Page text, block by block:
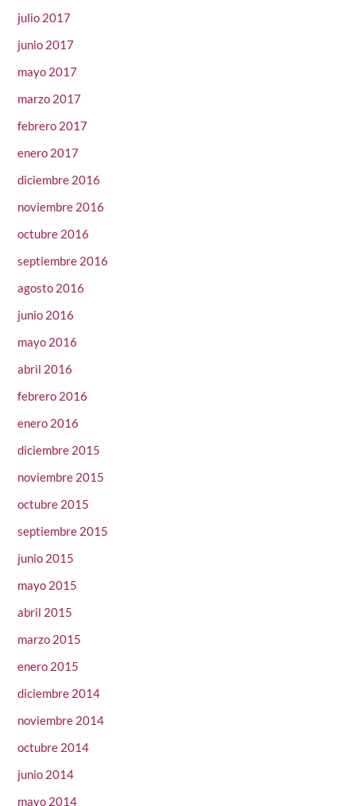
julio 2017
junio 2017
mayo 2017
marzo 2017
febrero 2017
enero 2017
diciembre 2016
noviembre 2016
octubre 2016
septiembre 2016
agosto 2016
junio 2016
mayo 2016
abril 2016
febrero 2016
enero 2016
diciembre 2015
noviembre 2015
octubre 2015
septiembre 2015
junio 2015
mayo 2015
abril 2015
marzo 2015
enero 2015
diciembre 2014
noviembre 2014
octubre 2014
junio 2014
mayo 2014